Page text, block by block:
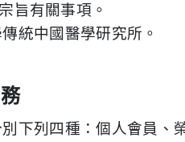
旨有關事項。
統中國醫學研究所。
下列四種：個人會員、